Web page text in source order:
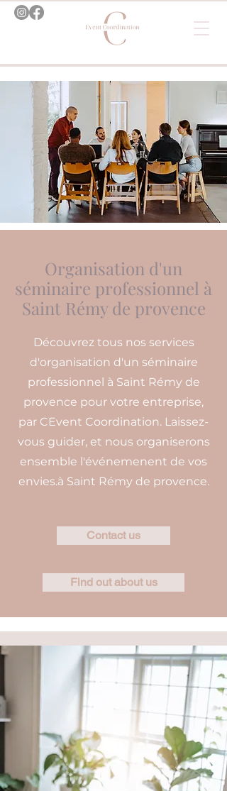
Organisation d'un
séminaire professionnel à
Saint Rémy de provence
Découvrez tous nos services
d'organisation d'un séminaire
professionnel à Saint Rémy de
provence pour votre entreprise,
par CEvent Coordination. Laissez-
vous guider, et nous organiserons
ensemble l'événemenent de vos
envies.à Saint Rémy de provence.
Contact us
Find out about us